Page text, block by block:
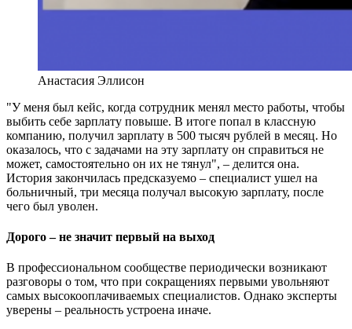
Анастасия Эллисон
"У меня был кейс, когда сотрудник менял место работы, чтобы
выбить себе зарплату повыше. В итоге попал в классную
компанию, получил зарплату в 500 тысяч рублей в месяц. Но
оказалось, что с задачами на эту зарплату он справиться не
может, самостоятельно он их не тянул", – делится она.
История закончилась предсказуемо – специалист ушел на
больничный, три месяца получал высокую зарплату, после
чего был уволен.
Дорого – не значит первый на выход
В профессиональном сообществе периодически возникают
разговоры о том, что при сокращениях первыми увольняют
самых высокооплачиваемых специалистов. Однако эксперты
уверены – реальность устроена иначе.